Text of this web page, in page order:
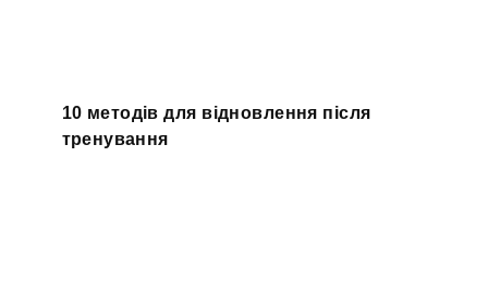
10 методів для відновлення після
тренування